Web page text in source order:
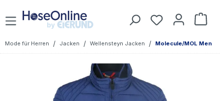
Zum Hauptinhalt springen Du hast 0
Mode für Herren / Jacken / Wellensteyn Jacken / Molecule/MOL Men
Bildergalerie überspringen